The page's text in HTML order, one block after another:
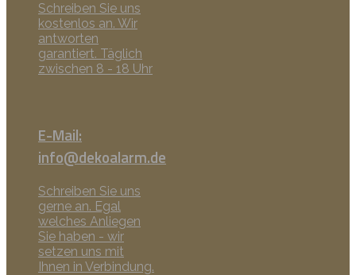
Schreiben Sie uns
kostenlos an. Wir
antworten
garantiert. Täglich
zwischen 8 - 18 Uhr
E-Mail:
info@dekoalarm.de
Schreiben Sie uns
gerne an. Egal
welches Anliegen
Sie haben - wir
setzen uns mit
Ihnen in Verbindung.